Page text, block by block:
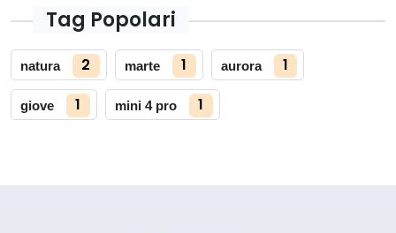
Tag Popolari
natura 2 marte 1 aurora 1
giove 1 mini 4 pro 1